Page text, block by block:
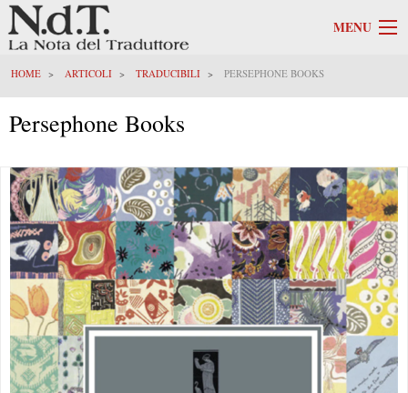
MENU
HOME ARTICOLI TRADUCIBILI PERSEPHONE BOOKS
Persephone Books